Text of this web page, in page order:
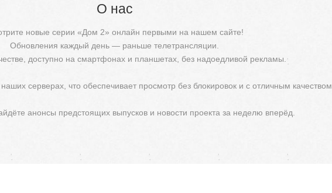
О нас
новые серии «Дом 2» онлайн первыми на нашем сайте!
Обновления каждый день — раньше телетрансляции.
доступно на смартфонах и планшетах, без надоедливой рекламы.
серверах, что обеспечивает просмотр без блокировок и с отличным качеством.
анонсы предстоящих выпусков и новости проекта за неделю вперёд.